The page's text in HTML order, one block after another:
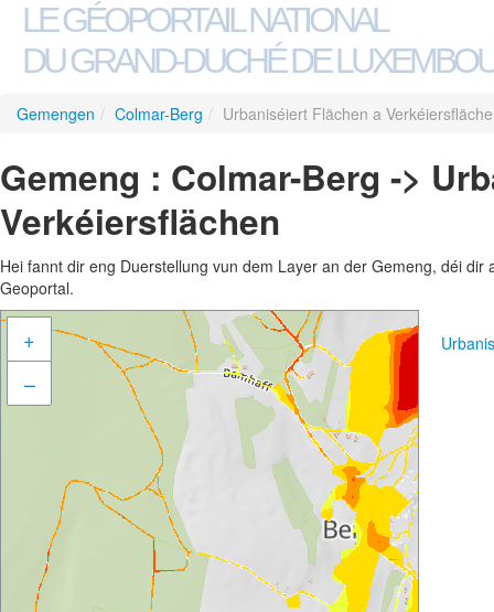
LE GÉOPORTAIL NATIONAL
DU GRAND-DUCHÉ DE
Gemengen / Colmar-Berg / Urbaniséiert Flächen a
Gemeng : Colmar-Berg ->
Verkéiersflächen
Hei fannt dir eng Duerstellung vun dem Layer an der Gemeng, déi
Geoportal.
+
–